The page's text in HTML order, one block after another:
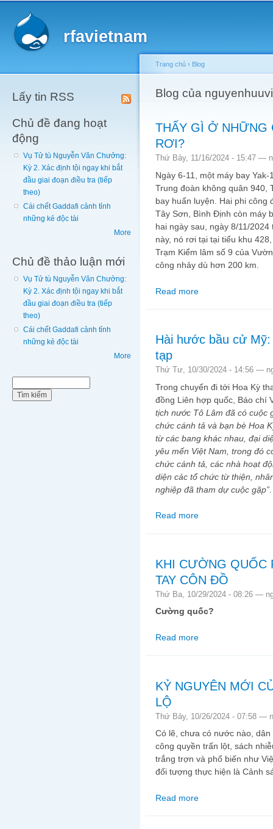
rfavietnam
Lấy tin RSS
Chủ đề đang hoạt
động
Vụ Tử tù Nguyễn Văn Chưởng:
Kỳ 2. Xác định tội ngay khi bắt
đầu giai đoạn điều tra (tiếp
theo)
Cái chết Gaddafi cảnh tỉnh
những kẻ độc tài
More
Chủ đề thảo luận mới
Vụ Tử tù Nguyễn Văn Chưởng:
Kỳ 2. Xác định tội ngay khi bắt
đầu giai đoạn điều tra (tiếp
theo)
Cái chết Gaddafi cảnh tỉnh
những kẻ độc tài
More
You are here
Trang chủ › Blog
Blog của
THẤY GÌ Ở NHỮNG
RƠI?
Thứ Bảy, 11/16/2024 - 15:47 —
Ngày 6-11, một máy bay
Trung đoàn không quân 940,
bay huấn luyện. Hai phi công
Tây Sơn, Bình Định còn máy
hai ngày sau, ngày 8/11/
này, nó rơi tại tại tiểu khu
Trạm Kiểm lâm số 9 của
công nhảy dù hơn 200 km.
Read more
Hài hước bầu cử
tạp
Thứ Tư, 10/30/2024 - 14:56 —
Trong chuyến đi tới Hoa Kỳ
đồng Liên hợp quốc, Báo chí
tịch nước Tô Lâm đã có cuộc
chức cánh tả và bạn bè Hoa
từ các bang khác nhau, đại
yêu mến Việt Nam, trong đó
chức cánh tả, các nhà hoạt
diện các tổ chức từ thiện,
nghiệp đã tham dự cuộc gặp”
Read more
KHI CƯỜNG QUỐC
TAY CÔN ĐỒ
Thứ Ba, 10/29/2024 - 08:26 —
Cường quốc?
Read more
KỶ NGUYÊN MỚI
LỘ
Thứ Bảy, 10/26/2024 - 07:58 —
Có lẽ, chưa có nước nào,
công quyền trấn lột, sách
trắng trợn và phổ biến như
đối tượng thực hiện là Cảnh
Read more